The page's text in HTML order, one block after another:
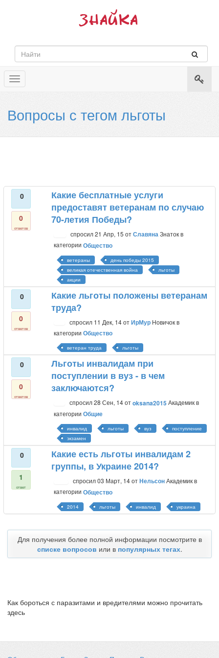
Toggle
navigation
Вопросы с тегом льготы
0
0
ответов
Какие бесплатные услуги
предоставят ветеранам по случаю
70-летия Победы?
спросил21 Апр, 15 отСлавянаЗнатокв
категорииОбщество
ветераны
день победы 2015
великая отечественная война
льготы
акции
0
0
ответов
Какие льготы положены ветеранам
труда?
спросил 11 Дек, 14отИрМур Новичокв
категорииОбщество
ветеран труда льготы
0
0
ответов
Льготы инвалидам при
поступлении в вуз - в чем
заключаются?
спросил28 Сен, 14отoksana2015 Академикв
категорииОбщие
инвалид льготы вуз
поступление
экзамен
0
1
ответ
Какие есть льготы инвалидам 2
группы, в Украине 2014?
спросил03 Март, 14отНельсонАкадемикв
категорииОбщество
2014 льготы инвалид украина
Для получения более полной информации посмотрите в
списке вопросов или в популярных тегах.
Как бороться с паразитами и вредителями можно прочитать
здесь